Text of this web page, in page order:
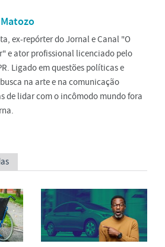
ex-repórter do Jornal e Canal "O
e ator profissional licenciado pelo
Ligado em questões políticas e
na arte e na comunicação
de lidar com o incômodo mundo fora